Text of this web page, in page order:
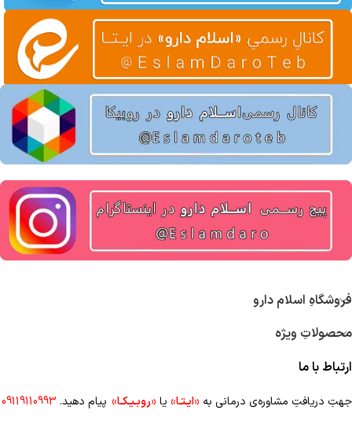
فروشگاهِ اسلام دارو
محصولاتِ ویژه
ارتباط با ما
جهتِ دریافتِ مشاوره‌ی درمانی به «ایـتـا» یا «روبـیـکـا» پیام دهید. 09119110993